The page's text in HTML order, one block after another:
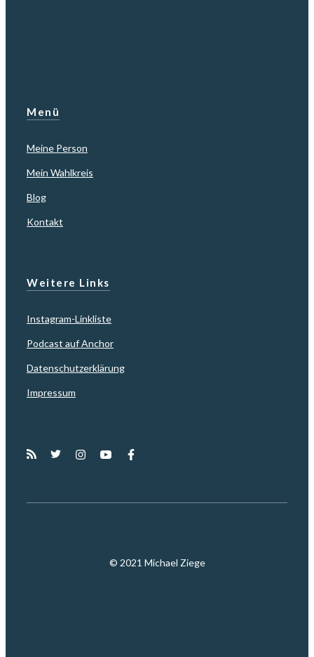
Menü
Meine Person
Mein Wahlkreis
Blog
Kontakt
Weitere Links
Instagram-Linkliste
Podcast auf Anchor
Datenschutzerklärung
Impressum
© 2021 Michael Ziege